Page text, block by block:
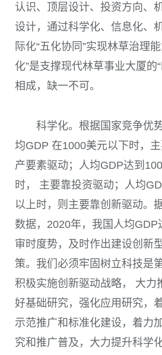
认识、顶层设计、投资方向、
设计，通过科学化、信息化、
际化“五化协同”实现林草治理
化”是支撑现代林草事业大厦的
相成，缺一不可。
科学化。根据国家竞争优
均GDP 在1000美元以下时，
产要素驱动；人均GDP达到
时， 主要靠投资驱动；人均
以上时，则主要靠创新驱动。
数据， 2020年，我国人均GDP
审时度势，及时作出建设创新
策。我们必须牢固树立科技是
积极实施创新驱动战略， 大力
好基础研究，强化应用研究，
示范推广和标准化建设，着力
究和推广普及，大力提升科学